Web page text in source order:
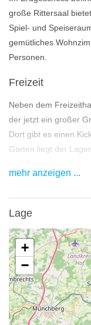
große Rittersaal
Spiel- und
gemütliches
Personen.
Freizeit
Neben dem
der jetzt ein großer
Dort gibt es einen
Garten liegt der
Ausflugsziele
Rundweg am
Schwarzenbach/
mehr anzeigen ...
Lage
+
−